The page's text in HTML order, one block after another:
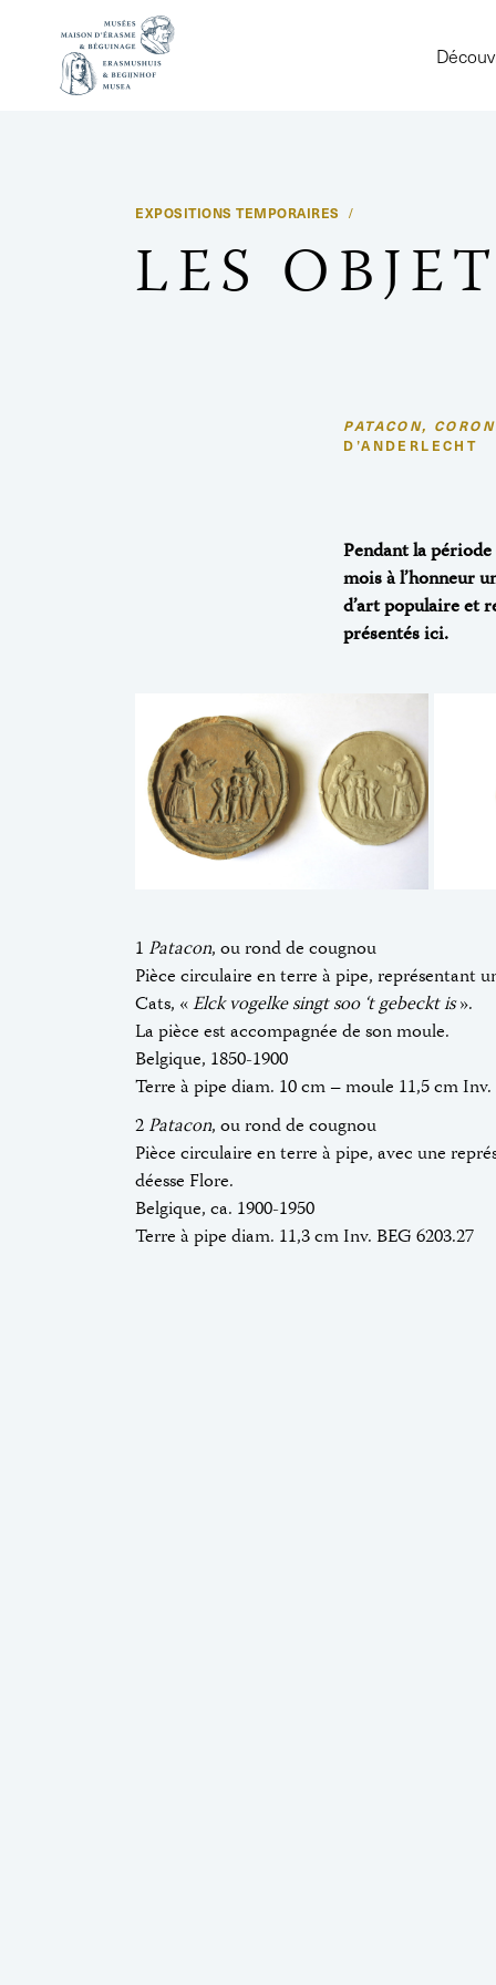
EXPOSITIONS TEMPORAIRES
LES
PATACON,
D’ANDERLECHT
Pendant la
mois à l’honneur
d’art populaire et
présentés ici.
1 Patacon, ou rond de cougnou
Pièce circulaire en terre à pipe, représentant
Cats, «Elck vogelke singt soo ‘t gebeckt is».
La pièce est accompagnée de son moule.
Belgique, 1850-1900
Terre à pipe diam. 10 cm – moule 11,5 cm Inv.
2Patacon, ou rond de cougnou
Pièce circulaire en terre à pipe, avec une
déesse Flore.
Belgique, ca. 1900-1950
Terre à pipe diam. 11,3 cm Inv. BEG 6203.27